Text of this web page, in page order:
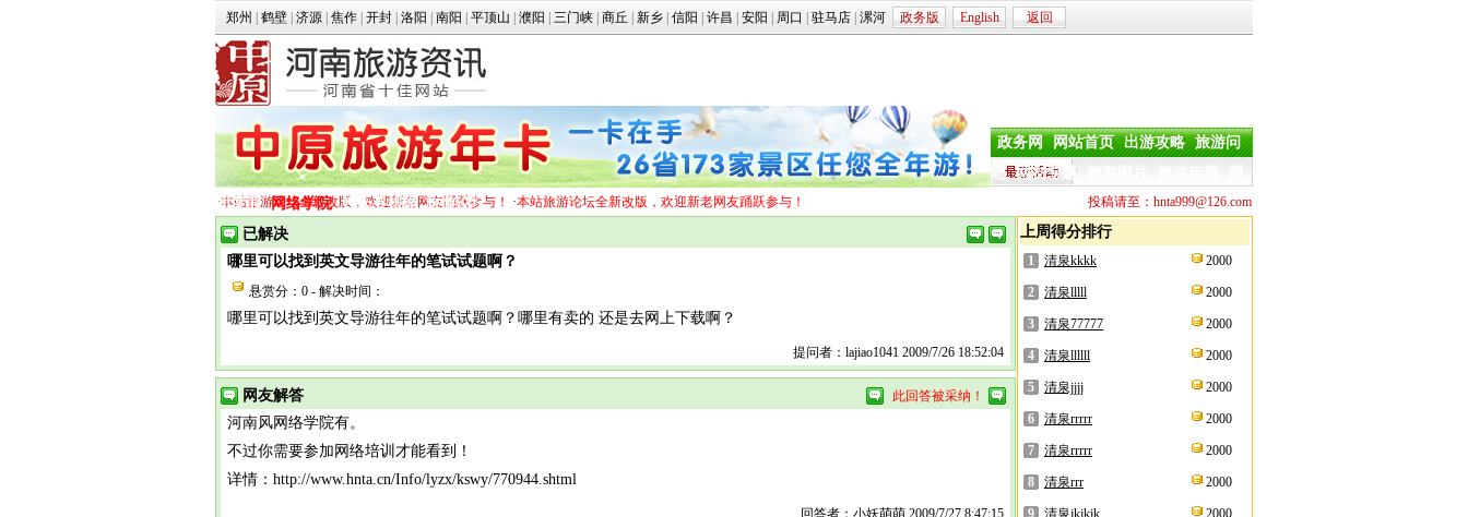
郑州 鹤壁 济源 焦作 开封 洛阳 南阳 平顶山 濮阳 三门峡 商丘 新乡 信阳 许昌 安阳 周口 驻马店 漯河 政务版 English 返回
政务网 网站首页 出游攻略 旅游问
吧 网友专题
团度假 网络学院 姓氏寻根游 旅游论坛
·本站旅游论坛全新改版，欢迎新老网友踊跃参与！ ·本站旅游论坛全新改版，欢迎新老网友踊跃参与！ 投稿请至：hnta999@126.com
已解决
哪里可以找到英文导游往年的笔试试题啊？
悬赏分：0 - 解决时间：
哪里可以找到英文导游往年的笔试试题啊？哪里有卖的 还是去网上下载啊？
提问者：lajiao1041 2009/7/26 18:52:04
网友解答 此回答被采纳！
河南风网络学院有。
不过你需要参加网络培训才能看到！
详情：http://www.hnta.cn/Info/lyzx/kswy/770944.shtml
回答者：小妖萌萌 2009/7/27 8:47:15
上周得分排行
1 清泉kkkk 2000
2 清泉lllll 2000
3 清泉77777 2000
4 清泉llllll 2000
5 清泉jjjj 2000
6 清泉rrrrr 2000
7 清泉rrrrr 2000
8 清泉rrr 2000
9 清泉jkjkjk 2000